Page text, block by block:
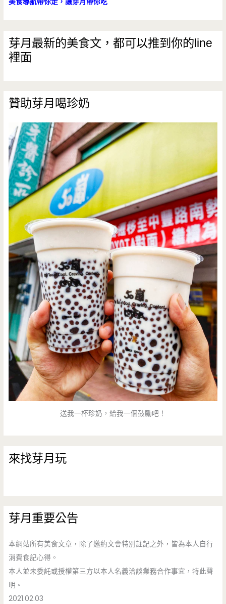
公
夜
市/
冰
磚
咖
啡/
有
插
座/
宅
配/
芽月最新的美食文，都可以推到你的line
裡面
贊助芽月喝珍奶
送我一杯珍奶，給我一個鼓勵吧！
來找芽月玩
芽月重要公告
本網站所有美食文章，除了邀約文會特別註記之外，皆為本人自行
消費食記心得。
本人並未委託或授權第三方以本人名義洽談業務合作事宜，特此聲
明。
2021.02.03